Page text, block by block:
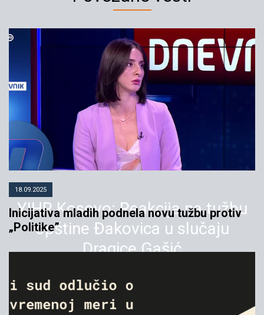
YIHR Kosovo: Reakcija na tužbu
opštine Đakovica u slučaju
Dragice Gašić
08.07.2021
18.09.2025
Inicijativa mladih podnela novu tužbu protiv
„Politike”